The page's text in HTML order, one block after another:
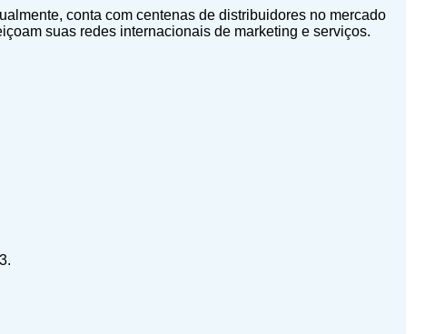
conta com centenas de distribuidores no mercado
suas redes internacionais de marketing e serviços.